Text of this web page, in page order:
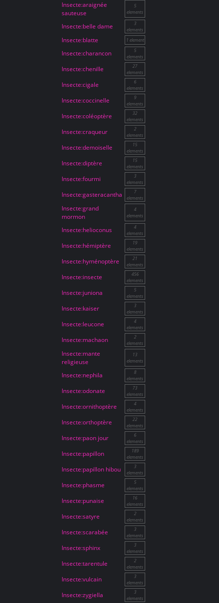
Insecte:araignée
sauteuse
5
elements
Insecte:belle dame
3
elements
Insecte:blatte 1 element
Insecte:charancon
5
elements
Insecte:chenille
27
elements
Insecte:cigale
6
elements
Insecte:coccinelle
9
elements
Insecte:coléoptère
32
elements
Insecte:craqueur
2
elements
Insecte:demoiselle
15
elements
Insecte:diptère
15
elements
Insecte:fourmi
3
elements
Insecte:gasteracantha
7
elements
Insecte:grand
mormon
4
elements
Insecte:helioconus
4
elements
Insecte:hémiptère
19
elements
Insecte:hyménoptère
21
elements
Insecte:insecte
456
elements
Insecte:juniona
5
elements
Insecte:kaiser
3
elements
Insecte:leucone
4
elements
Insecte:machaon
2
elements
Insecte:mante
religieuse
13
elements
Insecte:nephila
8
elements
Insecte:odonate
73
elements
Insecte:ornithoptère
4
elements
Insecte:orthoptère
22
elements
Insecte:paon jour
6
elements
Insecte:papillon
189
elements
Insecte:papillon hibou
3
elements
Insecte:phasme
5
elements
Insecte:punaise
16
elements
Insecte:satyre
2
elements
Insecte:scarabée
3
elements
Insecte:sphinx
3
elements
Insecte:tarentule
2
elements
Insecte:vulcain
3
elements
Insecte:zygiella
3
elements